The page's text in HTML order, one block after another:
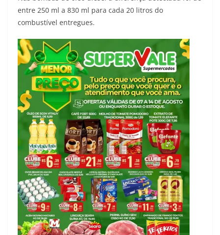
entre 250 ml a 830 ml para cada 20 litros do
combustível entregues.